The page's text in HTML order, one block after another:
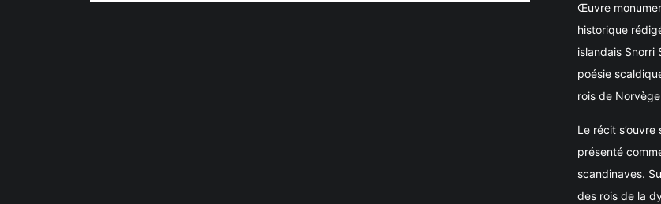
Œuvre
historique
islandais Snorri
poésie
rois de
Le récit
présenté
scandinaves.
des rois de la